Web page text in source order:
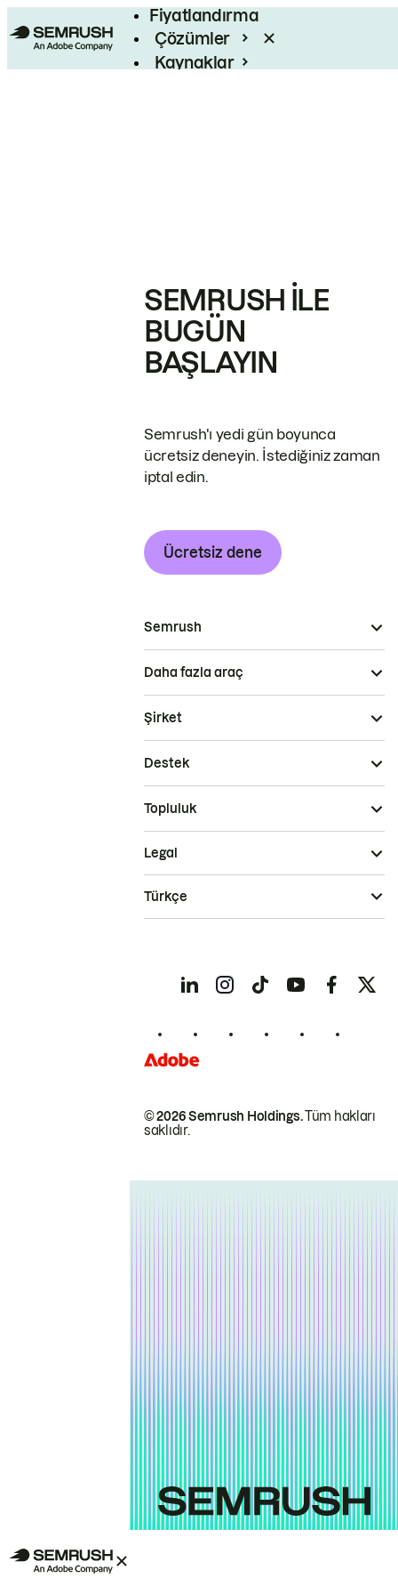
Fiyatlandırma
Çözümler
Kaynaklar
SEMRUSH ILE
BUGÜN
BAŞLAYIN
Semrush'ı yedi gün boyunca
ücretsiz deneyin. İstediğiniz zaman
iptal edin.
Ücretsiz dene
Semrush
Daha fazla araç
Şirket
Destek
Topluluk
© 2026 Semrush Holdings.Tüm hakları
saklıdır.
Legal
Türkçe